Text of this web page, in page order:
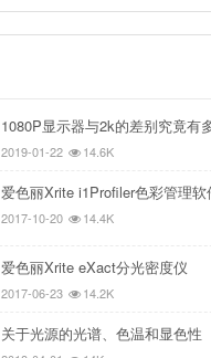
1080P显示器与2k的差别究竟有
2019-01-22 14.6K
爱色丽Xrite i1Profiler色彩管理软
2017-10-20 14.4K
爱色丽Xrite eXact分光密度仪
2017-06-23 14.2K
关于光源的光谱、色温和显色性